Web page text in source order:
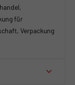
für
Verpackung